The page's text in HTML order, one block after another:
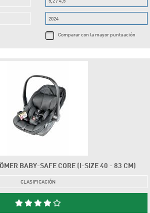
2024
Comparar con la mayor puntuación
BABY-SAFE CORE (I-SIZE 40 - 83 CM)
CLASIFICACIÓN